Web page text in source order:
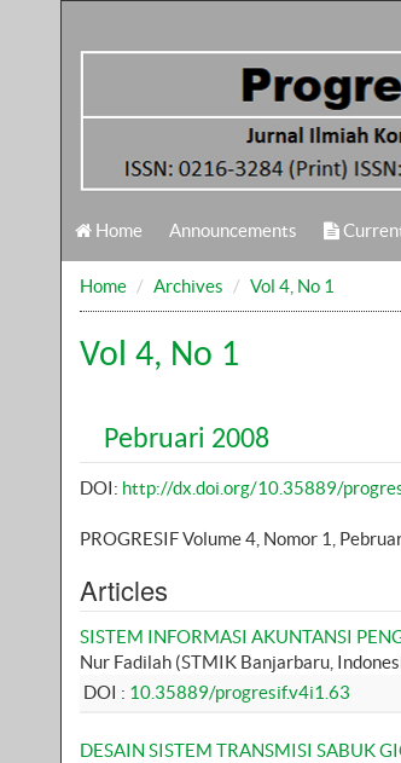
Home Announcements
Home Archives Vol 4, No 1
Vol 4, No 1
Pebruari 2008
DOI: http://dx.doi.org/10.35889/
PROGRESIF Volume 4, Nomor 1,
Articles
SISTEM INFORMASI AKUNTANSI
Nur Fadilah (STMIK Banjarbaru,
DOI : 10.35889/progresif.v4i1.63
DESAIN SISTEM TRANSMISI SABUK